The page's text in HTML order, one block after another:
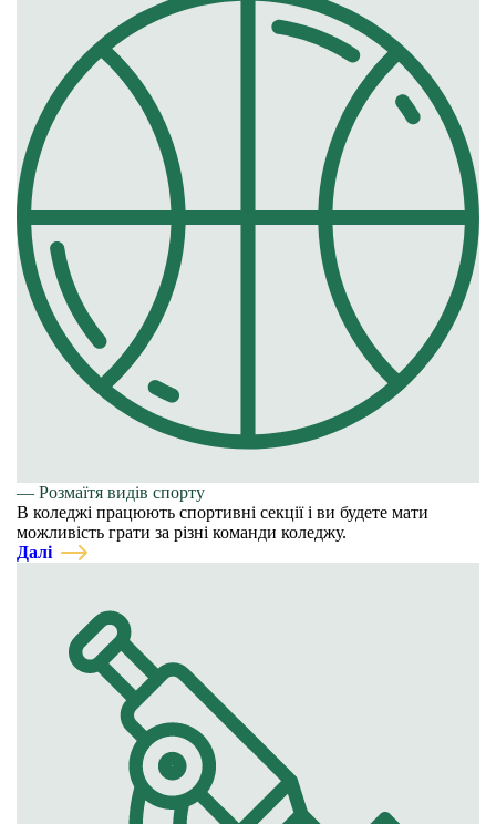
— Розмаїтя видів спорту
В коледжі працюють спортивні секції і ви будете мати
можливість грати за різні команди коледжу.
Далі